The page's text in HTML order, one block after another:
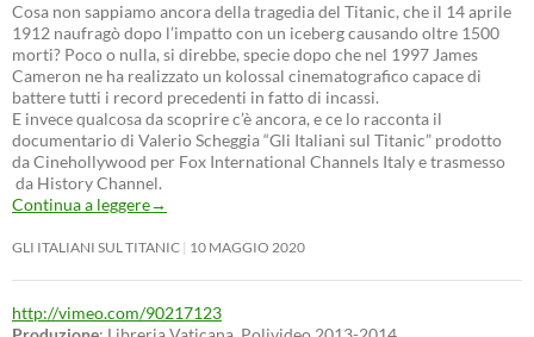
Cosa non sappiamo ancora della tragedia del Titanic, che il 14 aprile
1912 naufragò dopo l’impatto con un iceberg causando oltre 1500
morti? Poco o nulla, si direbbe, specie dopo che nel 1997 James
Cameron ne ha realizzato un kolossal cinematografico capace di
battere tutti i record precedenti in fatto di incassi.
E invece qualcosa da scoprire c’è ancora, e ce lo racconta il
documentario di Valerio Scheggia “Gli Italiani sul Titanic” prodotto
da Cinehollywood per Fox International Channels Italy e trasmesso
da History Channel.
Continua a leggere→
GLI ITALIANI SUL TITANIC 10 MAGGIO 2020
http://vimeo.com/90217123